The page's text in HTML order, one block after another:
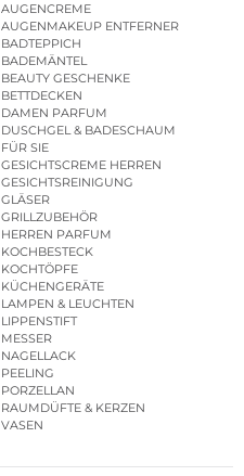
AUGENCREME
AUGENMAKEUP ENTFERNER
BADTEPPICH
BADEMÄNTEL
BEAUTY GESCHENKE
BETTDECKEN
DAMEN PARFUM
DUSCHGEL & BADESCHAUM
FÜR SIE
GESICHTSCREME HERREN
GESICHTSREINIGUNG
GLÄSER
GRILLZUBEHÖR
HERREN PARFUM
KOCHBESTECK
KOCHTÖPFE
KÜCHENGERÄTE
LAMPEN & LEUCHTEN
LIPPENSTIFT
MESSER
NAGELLACK
PEELING
PORZELLAN
RAUMDÜFTE & KERZEN
VASEN